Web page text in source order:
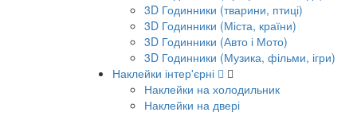
3D Годинники (тварини, птиці)
3D Годинники (Міста, країни)
3D Годинники (Авто і Мото)
3D Годинники (Музика, фільми, ігри)
Наклейки інтер'єрні
Наклейки на холодильник
Наклейки на двері